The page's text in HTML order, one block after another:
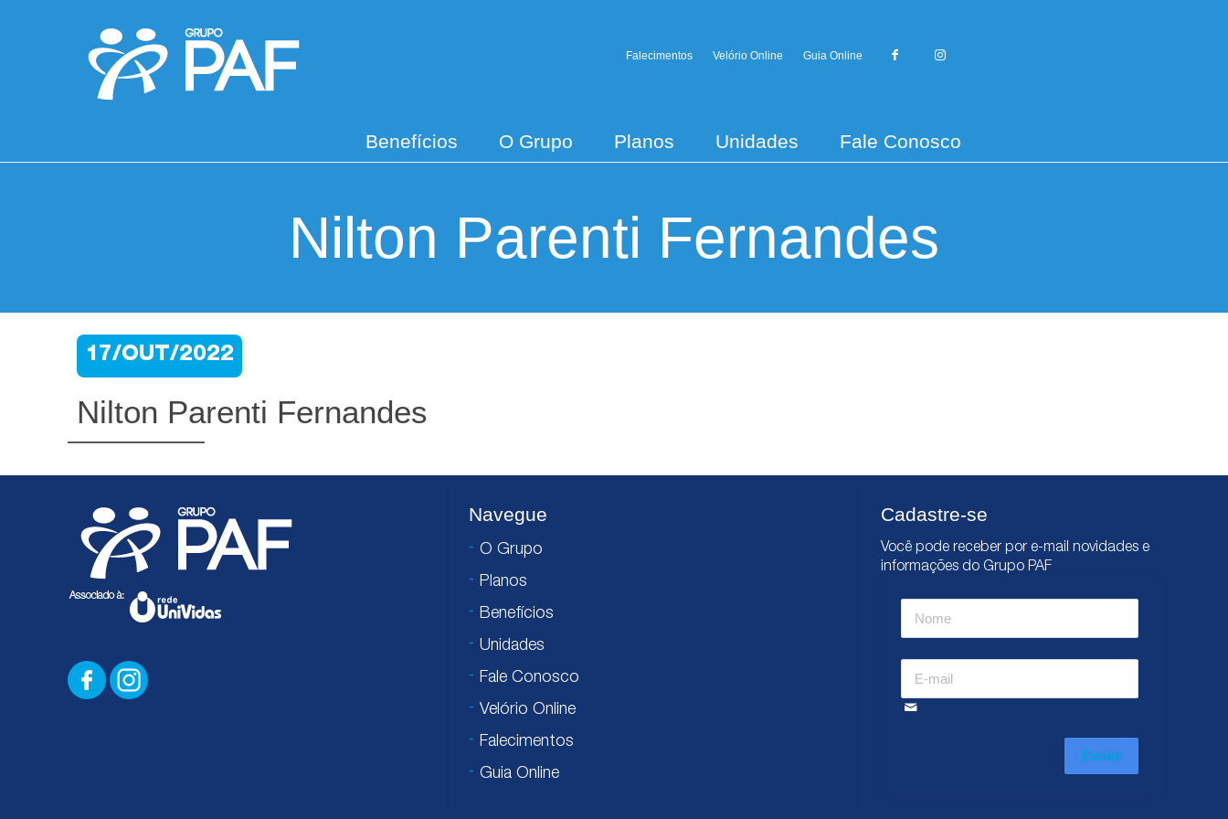
Falecimentos Velório Online Guia Online
Benefícios O Grupo Planos Unidades Fale Conosco
Nilton Parenti Fernandes
17/OUT/2022
Nilton Parenti Fernandes
Navegue
O Grupo
Planos
Benefícios
Unidades
Fale Conosco
Velório Online
Falecimentos
Guia Online
Cadastre-se
Você pode receber por e-mail novidades e
informações do Grupo PAF
Enviar